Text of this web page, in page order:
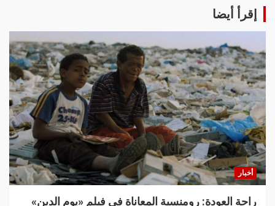
إقرأ أيضا
أخبار
راحة العودة: رومنسية المعاناة في فيلم «يوم الدين»